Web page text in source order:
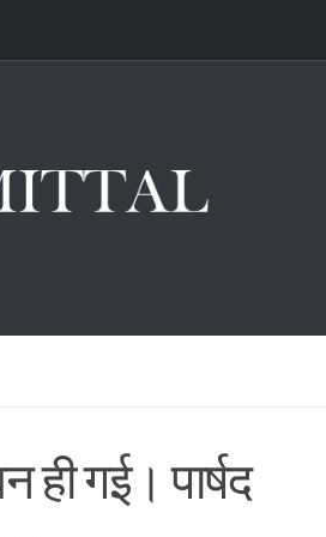
गई। पार्षद